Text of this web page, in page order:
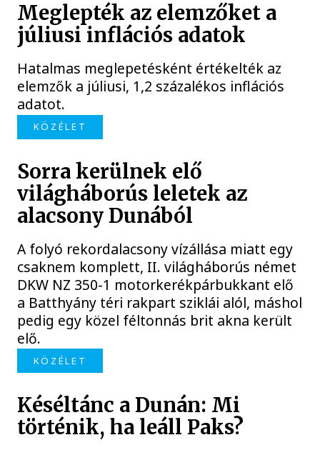
Meglepték az elemzőket a
júliusi inflációs adatok
Hatalmas meglepetésként értékelték az
elemzők a júliusi, 1,2 százalékos inflációs
adatot.
KÖZÉLET
Sorra kerülnek elő
világháborús leletek az
alacsony Dunából
A folyó rekordalacsony vízállása miatt egy
csaknem komplett, II. világháborús német
DKW NZ 350-1 motorkerékpárbukkant elő
a Batthyány téri rakpart sziklái alól, máshol
pedig egy közel féltonnás brit akna került
elő.
KÖZÉLET
Késéltánc a Dunán: Mi
történik, ha leáll Paks?